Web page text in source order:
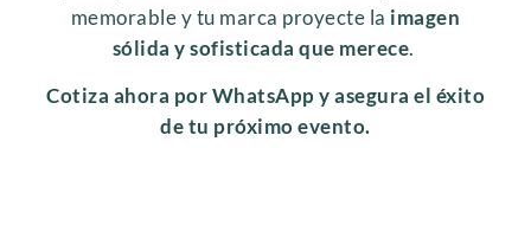
memorable y tu marca proyecte la imagen
sólida y sofisticada que merece.
Cotiza ahora por WhatsApp y asegura el éxito
de tu próximo evento.